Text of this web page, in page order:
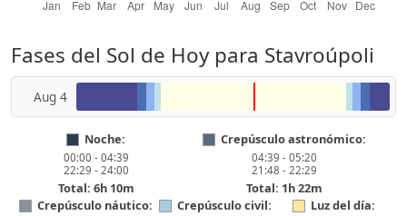
Fases del Sol de Hoy para Stavroúpoli
Aug 4
Noche:
00:00 - 04:39
22:29 - 24:00
Total: 6h 10m
Crepúsculo astronómico:
04:39 - 05:20
21:48 - 22:29
Total: 1h 22m
Crepúsculo náutico:
Crepúsculo civil: Luz del día: